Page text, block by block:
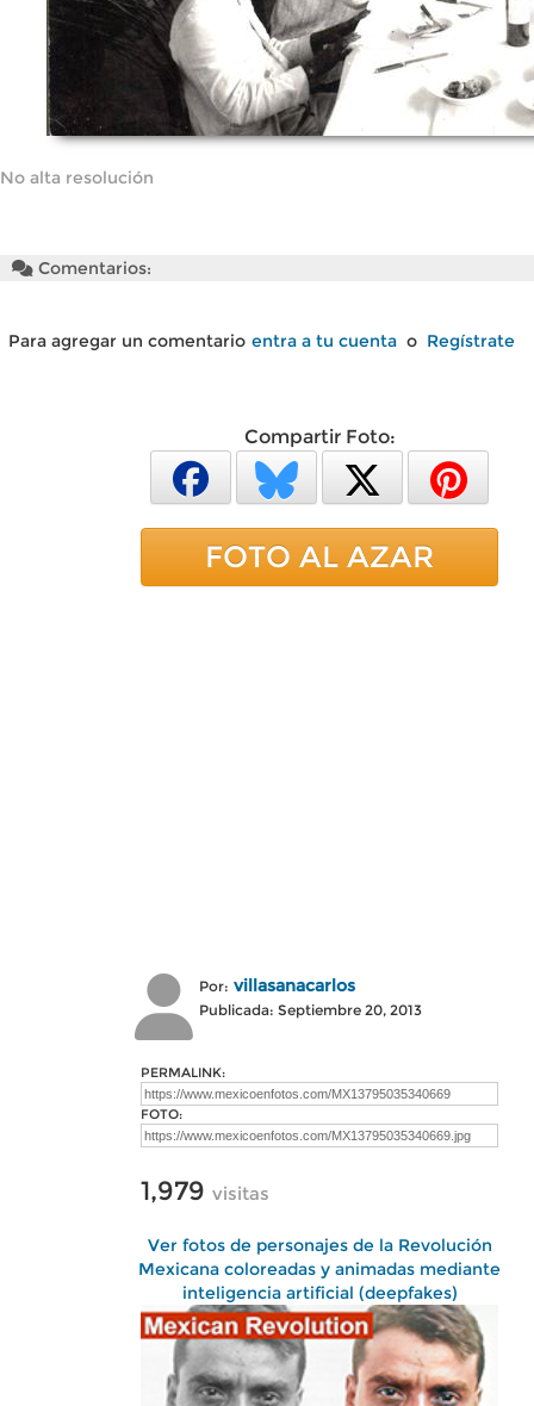
No alta resolución
Comentarios:
Para agregar un comentario entra a tu cuenta o Regístrate
Compartir Foto:
FOTO AL AZAR
Por: villasanacarlos
Publicada: Septiembre 20, 2013
PERMALINK:
FOTO:
1,979 visitas
Ver fotos de personajes de la Revolución
Mexicana coloreadas y animadas mediante
inteligencia artificial (deepfakes)